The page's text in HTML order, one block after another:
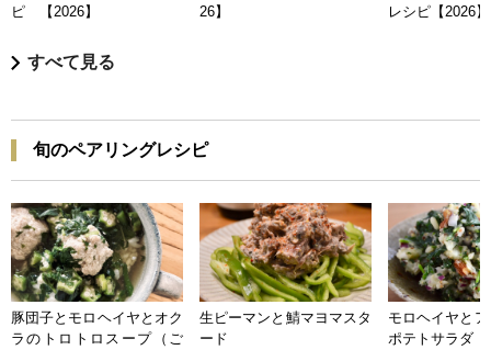
ピ 【2026】
26】
レシピ【2026】
すべて見る
旬のペアリングレシピ
豚団子とモロヘイヤとオク
ラのトロトロスープ（ご
生ピーマンと鯖マヨマスタ
ード
モロヘイヤと
ポテトサラダ